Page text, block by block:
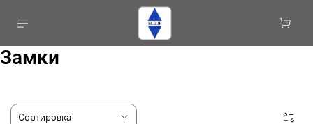
Замки